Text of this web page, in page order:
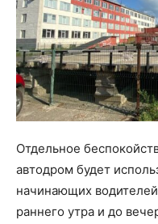
Отдельное
автодром будет
начинающих
раннего утра и до